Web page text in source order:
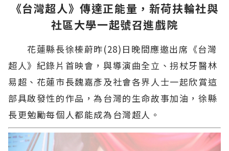
《台灣超人》傳達正能量，新荷扶輪社與
社區大學一起號召進戲院
花蓮縣長徐榛蔚昨(28)日晚間應邀出席《台灣
超人》紀錄片首映會，與導演曲全立、拐杖牙醫林
易超、花蓮市長魏嘉彥及社會各界人士一起欣賞這
部具啟發性的作品，為台灣的生命故事加油，徐縣
長更勉勵每個人都能成為台灣超人。